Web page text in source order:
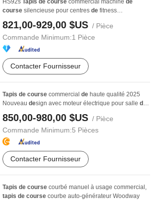
HS92s Tapis de course commercial machine de
course silencieuse pour centres de fitness
821,00-929,00 $US / Pièce
Commande Minimum:1 Pièce
Contacter Fournisseur
Tapis de course commercial de haute qualité 2025
Nouveau design avec moteur électrique pour salle de
850,00-980,00 $US / Pièce
Commande Minimum:5 Pièces
Contacter Fournisseur
Tapis de course courbé manuel à usage commercial,
tapis de course courbe auto-générateur Woodway